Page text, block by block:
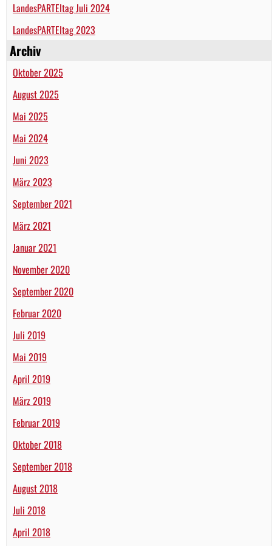
LandesPARTEItag Juli 2024
LandesPARTEItag 2023
Archiv
Oktober 2025
August 2025
Mai 2025
Mai 2024
Juni 2023
März 2023
September 2021
März 2021
Januar 2021
November 2020
September 2020
Februar 2020
Juli 2019
Mai 2019
April 2019
März 2019
Februar 2019
Oktober 2018
September 2018
August 2018
Juli 2018
April 2018